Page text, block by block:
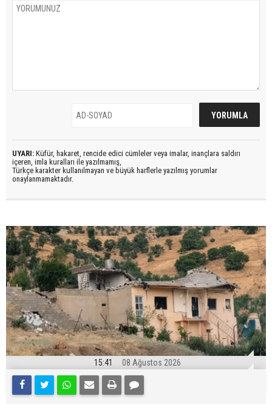
UYARI: Küfür, hakaret, rencide edici cümleler veya imalar, inançlara saldırı
içeren, imla kuralları ile yazılmamış,
Türkçe karakter kullanılmayan ve büyük harflerle yazılmış yorumlar
onaylanmamaktadır.
15:41 08 Ağustos 2026